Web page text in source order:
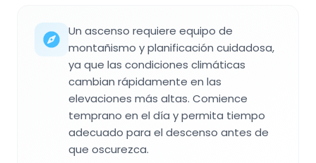
Un ascenso requiere equipo de
montañismo y planificación cuidadosa,
ya que las condiciones climáticas
cambian rápidamente en las
elevaciones más altas. Comience
temprano en el día y permita tiempo
adecuado para el descenso antes de
que oscurezca.